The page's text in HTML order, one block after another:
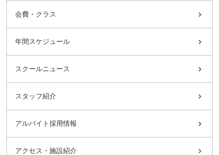
会費・クラス
年間スケジュール
スクールニュース
スタッフ紹介
アルバイト採用情報
アクセス・施設紹介